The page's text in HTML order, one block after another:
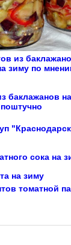
из
зиму по
баклажанов
поштучно
сока на
томатной